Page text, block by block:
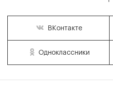
ВКонтакте
Одноклассники